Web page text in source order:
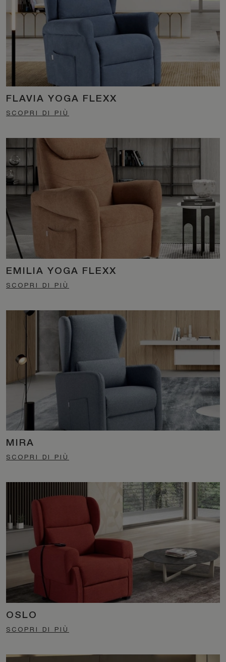
FLAVIA YOGA FLEXX
SCOPRI DI PIÙ
EMILIA YOGA FLEXX
SCOPRI DI PIÙ
MIRA
SCOPRI DI PIÙ
OSLO
SCOPRI DI PIÙ